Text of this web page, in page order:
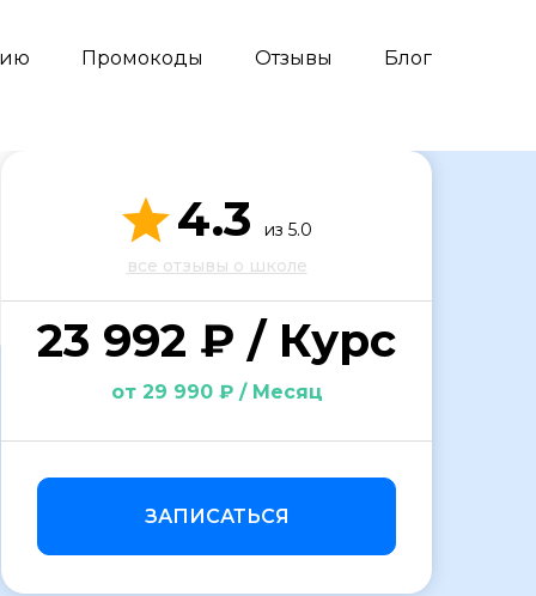
Промокоды Отзывы Блог
4.3
из 5.0
все отзывы о школе
23 992 ₽ / Курс
от 29 990 ₽ / Месяц
ЗАПИСАТЬСЯ